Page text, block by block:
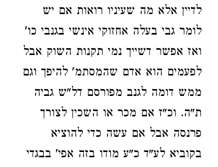
לדיין אלא מה שעיניו רואות אם יש
לומר גבי בעלה אחזוקי אינשי בגנבי כו'
ואז אפשר דשייך נמי תקנות השוק אבל
לפעמים הוא אדם שהמסתמ' להיפך וגם
ממש דומה לגנב מפורסם דל"ש גביה
ת"ה. וכ"ז אם מכר או השכין לצורך
פרנסה אבל אם עשה כדי להוציא
בקוביא לע"ד כ"ע מודו בזה אפי' בבגדי